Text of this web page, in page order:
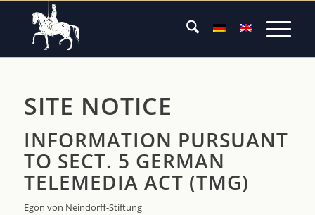
SITE NOTICE
INFORMATION PURSUANT
TO SECT. 5 GERMAN
TELEMEDIA ACT (TMG)
Egon von Neindorff-Stiftung